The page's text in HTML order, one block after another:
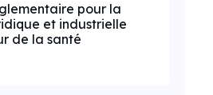
pour la
et industrielle
de la santé